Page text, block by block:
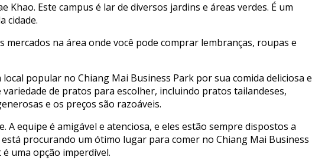
Khao. Este campus é lar de diversos jardins e áreas verdes. É um
cidade.
mercados na área onde você pode comprar lembranças, roupas e
popular no Chiang Mai Business Park por sua comida deliciosa e
de pratos para escolher, incluindo pratos tailandeses,
e os preços são razoáveis.
A equipe é amigável e atenciosa, e eles estão sempre dispostos a
procurando um ótimo lugar para comer no Chiang Mai Business
uma opção imperdível.